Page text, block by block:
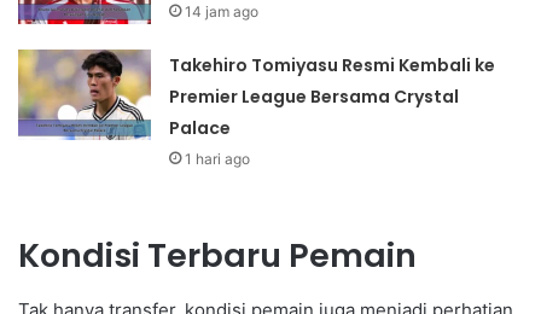
14 jam ago
Takehiro Tomiyasu Resmi Kembali ke
Premier League Bersama Crystal
Palace
1 hari ago
Kondisi Terbaru Pemain